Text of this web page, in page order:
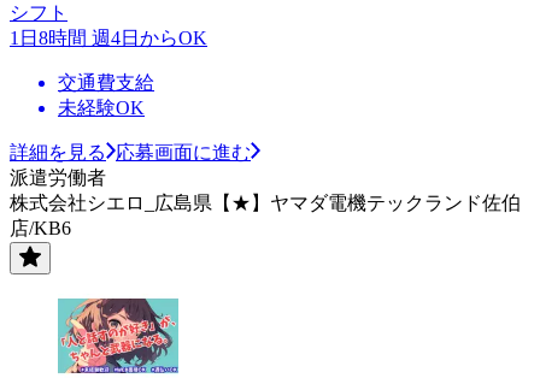
シフト
1日8時間 週4日からOK
交通費支給
未経験OK
詳細を見る
応募画面に進む
派遣労働者
株式会社シエロ_広島県【★】ヤマダ電機テックランド佐伯
店/KB6